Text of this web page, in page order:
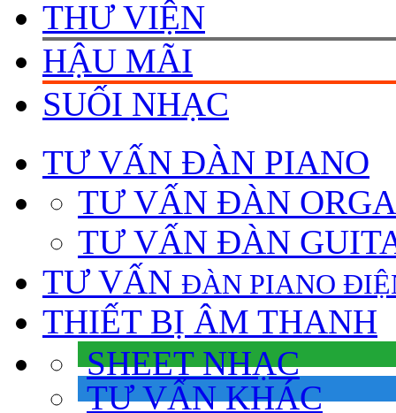
THƯ VIỆN
HẬU MÃI
SUỐI NHẠC
TƯ VẤN ĐÀN PIANO
TƯ VẤN ÐÀN
TƯ VẤN ÐÀN
TƯ VẤN ÐÀN PIANO
THIẾT BỊ ÂM THANH
SHEET NHẠC
TƯ VẤN KHÁC